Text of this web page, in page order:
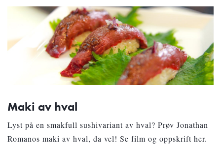
Maki av hval
Lyst på en smakfull sushivariant av hval? Prøv Jonathan
Romanos maki av hval, da vel! Se film og oppskrift her.